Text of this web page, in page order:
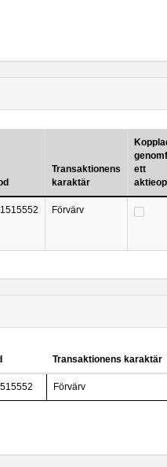
Transaktionens
karaktär
ett
Förvärv
Transaktionens karaktär
Förvärv